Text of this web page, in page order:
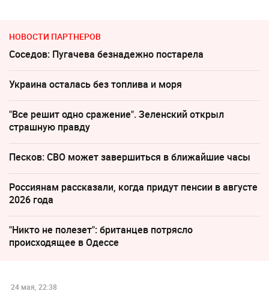
НОВОСТИ ПАРТНЕРОВ
Соседов: Пугачева безнадежно постарела
Украина осталась без топлива и моря
"Все решит одно сражение". Зеленский открыл
страшную правду
Песков: СВО может завершиться в ближайшие часы
Россиянам рассказали, когда придут пенсии в августе
2026 года
"Никто не полезет": британцев потрясло
происходящее в Одессе
24 мая, 22:38